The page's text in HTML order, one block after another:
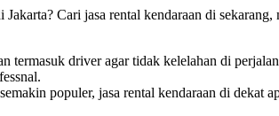
Cari jasa rental kendaraan di
termasuk driver agar tidak kelelahan di
populer, jasa rental kendaraan di dekat